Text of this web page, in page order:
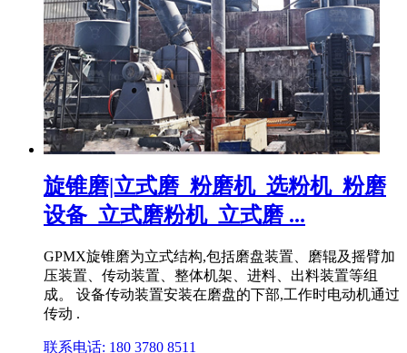
旋锥磨|立式磨_粉磨机_选粉机_粉磨
设备_立式磨粉机_立式磨 ...
GPMX旋锥磨为立式结构,包括磨盘装置、磨辊及摇臂加
压装置、传动装置、整体机架、进料、出料装置等组
成。 设备传动装置安装在磨盘的下部,工作时电动机通过
传动 .
联系电话: 180 3780 8511